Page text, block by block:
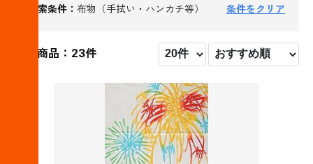
検索条件： 布物（手拭い・ハンカチ等） 条件をクリア
対象商品：23件